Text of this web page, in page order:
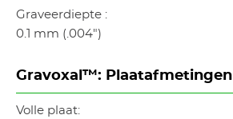
Graveerdiepte :
0.1 mm (.004")
Gravoxal™: Plaatafmetingen
Volle plaat: